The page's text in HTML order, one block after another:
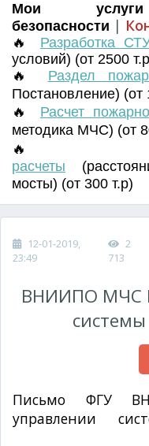
Мои
безопасности |
🔥 Разработка
условий) (от 2500
🔥 Раздел
Постановление) (от
🔥 Расчет
методика МЧС) (от
расчеты (
мосты) (от 300 т.р)
12-01-2019,
23:49
2
713
ВНИИПО МЧС
Письмо ФГУ
управлении